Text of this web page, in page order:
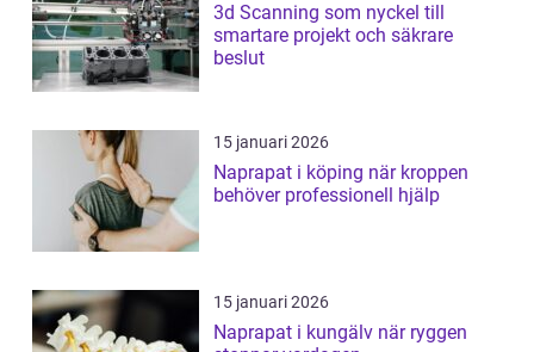
3d Scanning som nyckel till
smartare projekt och säkrare
beslut
15 januari 2026
Naprapat i köping när kroppen
behöver professionell hjälp
15 januari 2026
Naprapat i kungälv när ryggen